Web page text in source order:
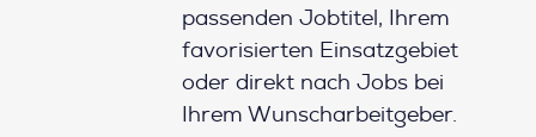
passenden Jobtitel, Ihrem
favorisierten Einsatzgebiet
oder direkt nach Jobs bei
Ihrem Wunscharbeitgeber.